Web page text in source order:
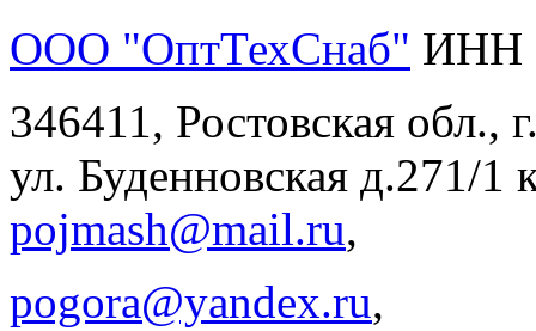
ООО "ОптТехСнаб" ИНН
346411, Ростовская обл.,
ул. Буденновская д.271/1
pojmash@mail.ru,
pogora@yandex.ru,